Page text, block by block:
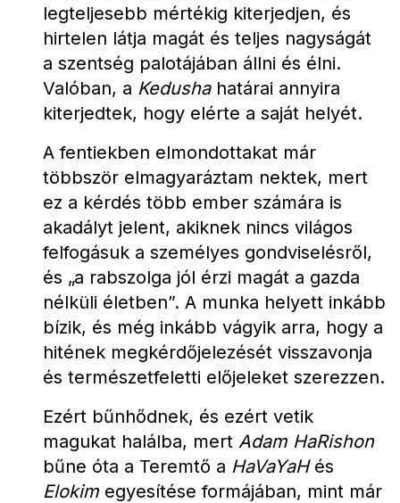
legteljesebb mértékig kiterjedjen, és
hirtelen látja magát és teljes nagyságát
a szentség palotájában állni és élni.
Valóban, a Kedusha határai annyira
kiterjedtek, hogy elérte a saját helyét.
A fentiekben elmondottakat már
többször elmagyaráztam nektek, mert
ez a kérdés több ember számára is
akadályt jelent, akiknek nincs világos
felfogásuk a személyes gondviselésről,
és „a rabszolga jól érzi magát a gazda
nélküli életben”. A munka helyett inkább
bízik, és még inkább vágyik arra, hogy a
hitének megkérdőjelezését visszavonja
és természetfeletti előjeleket szerezzen.
Ezért bűnhődnek, és ezért vetik
magukat halálba, mert Adam HaRishon
bűne óta a Teremtő a HaVaYaH
Elokim egyesítése formájában, mint már